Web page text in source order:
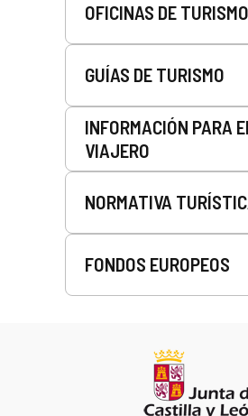
OFICINAS DE TURISMO
GUÍAS DE TURISMO
INFORMACIÓN PARA
VIAJERO
NORMATIVA
FONDOS EUROPEOS